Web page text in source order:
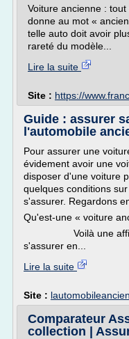
Voiture ancienne :
donne au mot «
telle auto doit avoir
rareté du modèle...
Lire la suite
Site : https://
Guide : assurer
l'automobile
Pour assurer une
évidement avoir une
disposer d'une voiture
quelques conditions
s'assurer. Regardons
Qu'est-une « voiture
Voilà une
s'assurer en...
Lire la suite
Site :
Comparateur
collection |